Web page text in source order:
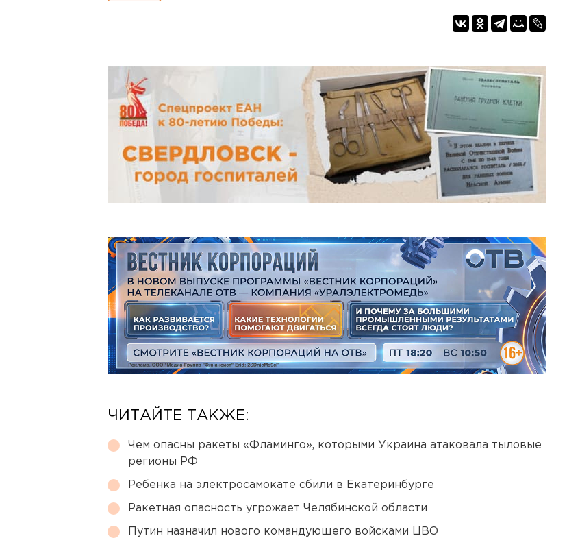
ЧИТАЙТЕ ТАКЖЕ:
Чем опасны ракеты «Фламинго», которыми Украина атаковала тыловые
регионы РФ
Ребенка на электросамокате сбили в Екатеринбурге
Ракетная опасность угрожает Челябинской области
Путин назначил нового командующего войсками ЦВО